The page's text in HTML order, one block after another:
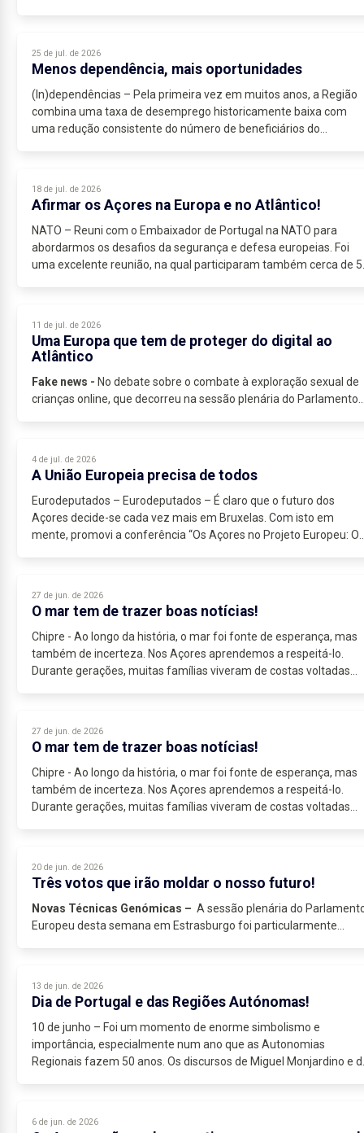
25 de jul. de 2026
Menos dependência, mais oportunidades
(In)dependências – Pela primeira vez em muitos anos, a Região
combina uma taxa de desemprego historicamente baixa com
uma redução consistente do número de beneficiários do
18 de jul. de 2026
Afirmar os Açores na Europa e no Atlântico!
NATO – Reuni com o Embaixador de Portugal na NATO para
abordarmos os desafios da segurança e defesa europeias. Foi
uma excelente reunião, na qual participaram também cerca de
11 de jul. de 2026
Uma Europa que tem de proteger do digital ao
Atlântico
Fake news - No debate sobre o combate à exploração sexual de
crianças online, que decorreu na sessão plenária do
4 de jul. de 2026
A União Europeia precisa de todos
Eurodeputados – Eurodeputados – É claro que o futuro dos
Açores decide-se cada vez mais em Bruxelas. Com isto em
mente, promovi a conferência “Os Açores no Projeto Europeu: O
27 de jun. de 2026
O mar tem de trazer boas notícias!
Chipre - Ao longo da história, o mar foi fonte de esperança, mas
também de incerteza. Nos Açores aprendemos a respeitá-lo.
Durante gerações, muitas famílias viveram de costas voltadas
27 de jun. de 2026
O mar tem de trazer boas notícias!
Chipre - Ao longo da história, o mar foi fonte de esperança, mas
também de incerteza. Nos Açores aprendemos a respeitá-lo.
Durante gerações, muitas famílias viveram de costas voltadas
20 de jun. de 2026
Três votos que irão moldar o nosso futuro!
Novas Técnicas Genómicas – A sessão plenária do
Europeu desta semana em Estrasburgo foi particularmente...
13 de jun. de 2026
Dia de Portugal e das Regiões Autónomas!
10 de junho – Foi um momento de enorme simbolismo e
importância, especialmente num ano que as Autonomias
Regionais fazem 50 anos. Os discursos de Miguel Monjardino e
6 de jun. de 2026